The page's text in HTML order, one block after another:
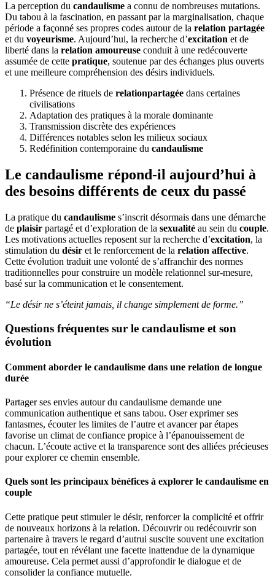
La perception du candaulisme a connu de nombreuses mutations.
Du tabou à la fascination, en passant par la marginalisation, chaque
période a façonné ses propres codes autour de la relation partagée
et du voyeurisme. Aujourd’hui, la recherche d’excitation et de
liberté dans la relation amoureuse conduit à une redécouverte
assumée de cette pratique, soutenue par des échanges plus ouverts
et une meilleure compréhension des désirs individuels.
Présence de rituels de relationpartagée dans certaines
civilisations
Adaptation des pratiques à la morale dominante
Transmission discrète des expériences
Différences notables selon les milieux sociaux
Redéfinition contemporaine du candaulisme
Le candaulisme répond-il aujourd’hui à
des besoins différents de ceux du passé
La pratique du candaulisme s’inscrit désormais dans une démarche
de plaisir partagé et d’exploration de la sexualité au sein du couple.
Les motivations actuelles reposent sur la recherche d’excitation, la
stimulation du désir et le renforcement de la relation affective.
Cette évolution traduit une volonté de s’affranchir des normes
traditionnelles pour construire un modèle relationnel sur-mesure,
basé sur la communication et le consentement.
“Le désir ne s’éteint jamais, il change simplement de forme.”
Questions fréquentes sur le candaulisme et son
évolution
Comment aborder le candaulisme dans une relation de longue
durée
Partager ses envies autour du candaulisme demande une
communication authentique et sans tabou. Oser exprimer ses
fantasmes, écouter les limites de l’autre et avancer par étapes
favorise un climat de confiance propice à l’épanouissement de
chacun. L’écoute active et la transparence sont des alliées précieuses
pour explorer ce chemin ensemble.
Quels sont les principaux bénéfices à explorer le candaulisme en
couple
Cette pratique peut stimuler le désir, renforcer la complicité et offrir
de nouveaux horizons à la relation. Découvrir ou redécouvrir son
partenaire à travers le regard d’autrui suscite souvent une excitation
partagée, tout en révélant une facette inattendue de la dynamique
amoureuse. Cela permet aussi d’approfondir le dialogue et de
consolider la confiance mutuelle.